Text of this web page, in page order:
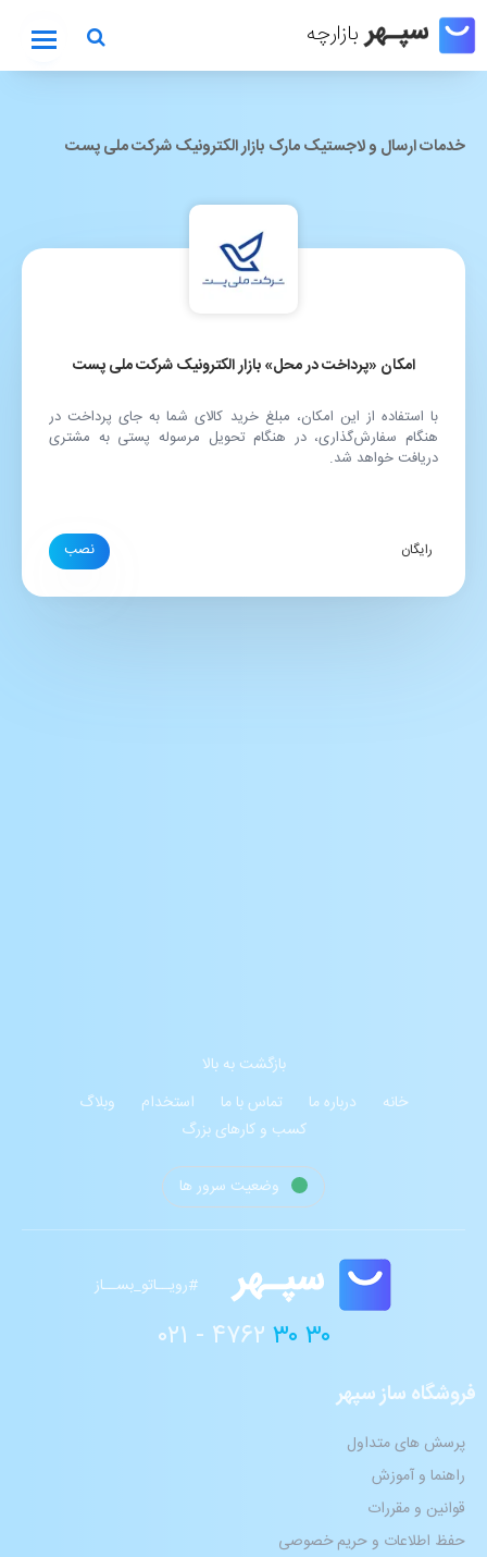
بازارچه
بازارچه
خدمات ارسال و لاجستیک مارک بازار الکترونیک شرکت ملی پست
امکان «پرداخت در محل» بازار الکترونیک شرکت ملی پست
با استفاده از این امکان، مبلغ خرید کالای شما به جای پرداخت در
هنگام سفارش‌گذاری، در هنگام تحویل مرسوله پستی به مشتری
دریافت خواهد شد.
خانه درباره ما تماس با ما استخدام
وبلاگ
کسب و کارهای بزرگ
وضعیت سرور ها
بازگشت به بالا
#رویــاتو_بســاز
۰۲۱ - ۴۷۶۲ ۳۰ ۳۰
فروشگاه ساز سپهر
پرسش های متداول
راهنما و آموزش
قوانین و مقررات
حفظ اطلاعات و حریم خصوصی